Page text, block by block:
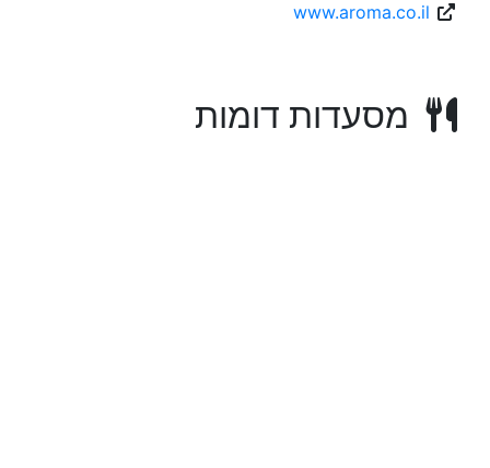
www.aroma.co.il
מסעדות דומות